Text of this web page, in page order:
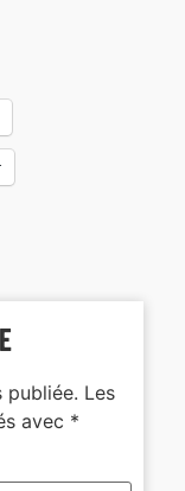
publiée. Les
avec *